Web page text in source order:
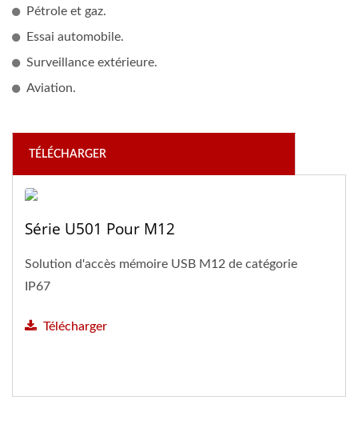
Pétrole et gaz.
Essai automobile.
Surveillance extérieure.
Aviation.
TÉLÉCHARGER
Série U501 Pour M12
Solution d'accès mémoire USB M12 de catégorie
IP67
Télécharger